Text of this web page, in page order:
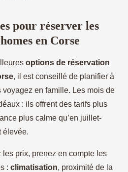
pour réserver les
en Corse
options de réservation
, il est conseillé de planifier à
voyagez en famille. Les mois de
: ils offrent des tarifs plus
plus calme qu’en juillet-
élevée.
les prix, prenez en compte les
: climatisation, proximité de la